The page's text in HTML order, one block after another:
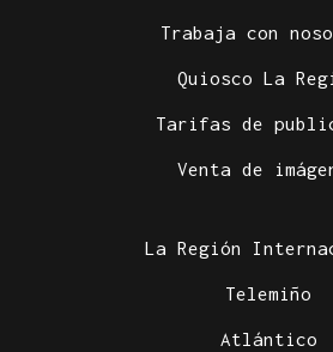
Trabaja con
Quiosco La
Tarifas de
Venta de
La Región
Telemiño
Atlántico